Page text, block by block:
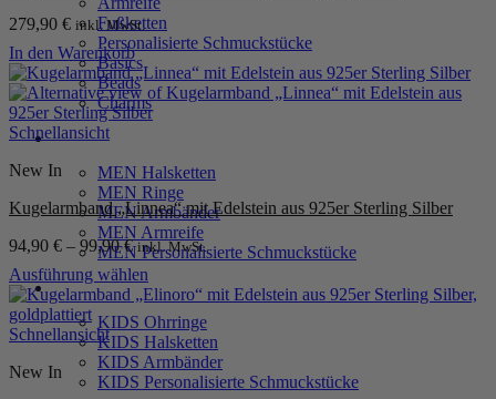
Fußketten
Personalisierte Schmuckstücke
Basics
Beads
Charms
MEN
MEN Halsketten
MEN Ringe
MEN Armbänder
MEN Armreife
MEN Personalisierte Schmuckstücke
KIDS
KIDS Ohrringe
KIDS Halsketten
KIDS Armbänder
KIDS Personalisierte Schmuckstücke
279,90 € inkl. MwSt.
In den Warenkorb
Schnellansicht
New In
Kugelarmband „Linnea“ mit Edelstein aus 925er Sterling Silber
94,90 € – 99,90€ inkl. MwSt.
Ausführung wählen
Dieses
Produkt
weist
Varianten
Schnellansicht
New In